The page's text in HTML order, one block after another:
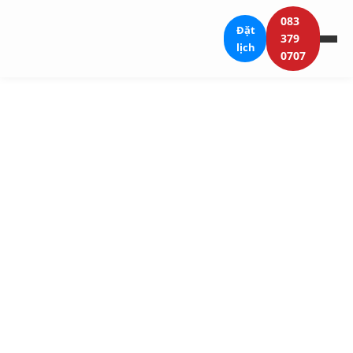
Đặt
lịch
083
379
0707